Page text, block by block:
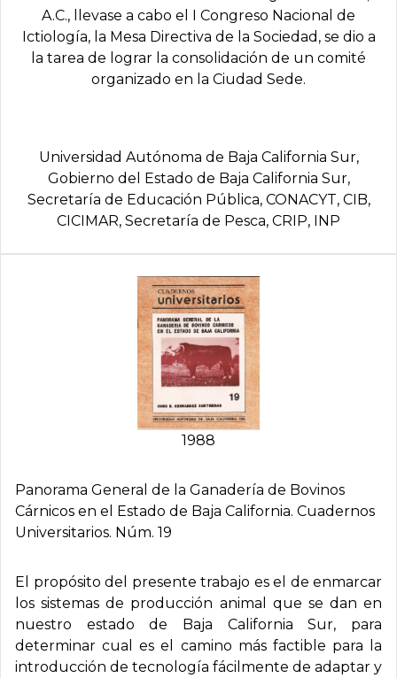
A.C., llevase a cabo el I Congreso Nacional de
Ictiología, la Mesa Directiva de la Sociedad, se dio a
la tarea de lograr la consolidación de un comité
organizado en la Ciudad Sede.
Universidad Autónoma de Baja California Sur,
Gobierno del Estado de Baja California Sur,
Secretarí­a de Educación Pública, CONACYT, CIB,
CICIMAR, Secretarí­a de Pesca, CRIP, INP
1988
Panorama General de la Ganaderí­a de Bovinos
Cárnicos en el Estado de Baja California. Cuadernos
Universitarios. Núm. 19
El propósito del presente trabajo es el de enmarcar
los sistemas de producción animal que se dan en
nuestro estado de Baja California Sur, para
determinar cual es el camino más factible para la
introducción de tecnología fácilmente de adaptar y